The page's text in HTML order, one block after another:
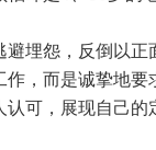
埋怨，反倒以
作，而是诚挚地
可，展现自己的